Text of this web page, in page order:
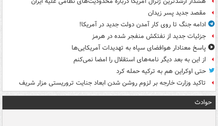
مقصد جدید پسر زیدان
ادامه جنگ تا روی کار آمدن دولت جدید در آمریکا!
جزئیات جدید از نفتکش منفجر شده در هرمز
پاسخ معنادار هوافضای سپاه به تهدیدات آمریکایی‌ها
از این به بعد دیگر نامه‌های استقلال را امضا نمی‌کنم
حتی اوکراین هم به ترکیه حمله کرد
تاکید وزارت خارجه بر لزوم روشن شدن ابعاد جنایت تروریستی مزار شریف
حوادث